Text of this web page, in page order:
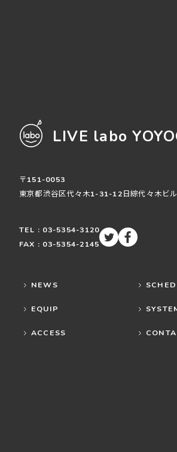
LIVE labo
〒151-0053
東京都渋谷区代々木1-31-12日綜代々木ビ
TEL : 03-5354-3120
FAX : 03-5354-2145
NEWS
EQUIP
ACCESS